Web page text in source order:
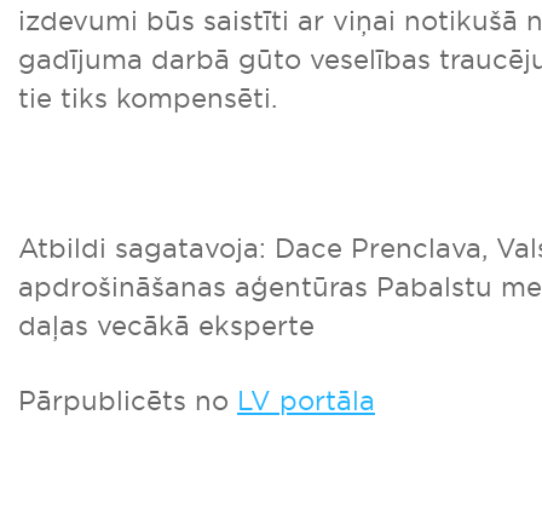
izdevumi būs saistīti ar viņai notikušā
gadījuma darbā gūto veselības
tie tiks kompensēti.
Atbildi sagatavoja: Dace Prenclava,
apdrošināšanas aģentūras Pabalstu
daļas vecākā eksperte
Pārpublicēts no LV portāla